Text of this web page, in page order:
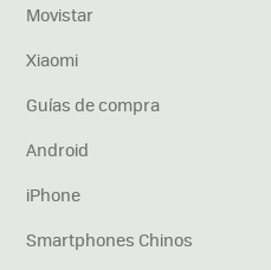
Movistar
Xiaomi
Guías de compra
Android
iPhone
Smartphones Chinos